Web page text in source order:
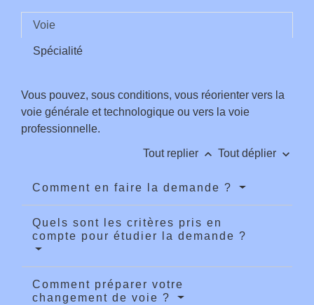
Voie
Spécialité
Vous pouvez, sous conditions, vous réorienter vers la
voie générale et technologique ou vers la voie
professionnelle.
Tout replier keyboard_arrow_up Tout déplier keyboard_arrow_down
Comment en faire la demande ?
Quels sont les critères pris en
compte pour étudier la demande ?
Comment préparer votre
changement de voie ?